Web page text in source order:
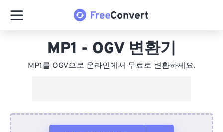
MP1 - OGV 변환기
MP1를 OGV으로 온라인에서 무료로 변환하세요.